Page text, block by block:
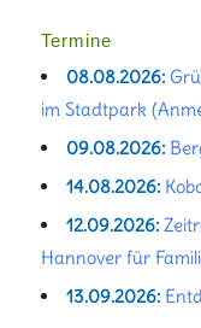
Termine
08.08.2026:
im Stadtpark
09.08.2026:
14.08.2026:
12.09.2026:
Hannover für
13.09.2026: